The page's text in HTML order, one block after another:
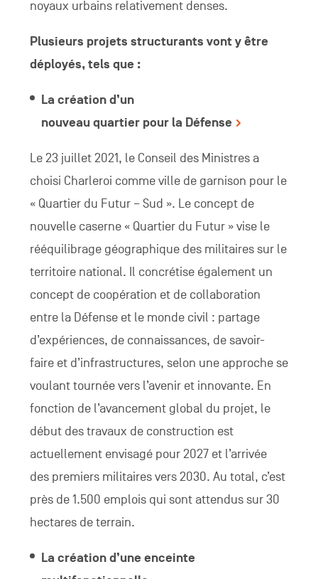
noyaux urbains relativement denses.
Plusieurs projets structurants vont y être
déployés, tels que :
La création d’un
nouveau quartier pour la Défense
Le 23 juillet 2021, le Conseil des Ministres a
choisi Charleroi comme ville de garnison pour le
« Quartier du Futur – Sud ». Le concept de
nouvelle caserne « Quartier du Futur » vise le
rééquilibrage géographique des militaires sur le
territoire national. Il concrétise également un
concept de coopération et de collaboration
entre la Défense et le monde civil : partage
d’expériences, de connaissances, de savoir-
faire et d’infrastructures, selon une approche se
voulant tournée vers l’avenir et innovante. En
fonction de l’avancement global du projet, le
début des travaux de construction est
actuellement envisagé pour 2027 et l’arrivée
des premiers militaires vers 2030. Au total, c’est
près de 1.500 emplois qui sont attendus sur 30
hectares de terrain.
La création d’une enceinte